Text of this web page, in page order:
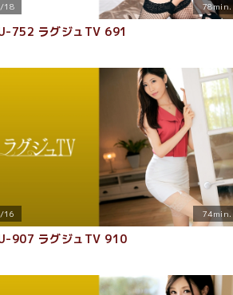
18 78min.
752 ラグジュTV 691
16 74min.
907 ラグジュTV 910